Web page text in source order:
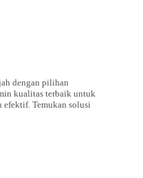
dengan pilihan
kualitas terbaik untuk
efektif. Temukan solusi